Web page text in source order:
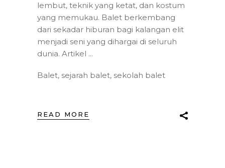
lembut, teknik yang ketat, dan kostum
yang memukau. Balet berkembang
dari sekadar hiburan bagi kalangan elit
menjadi seni yang dihargai di seluruh
dunia. Artikel
Balet, sejarah balet, sekolah balet
READ MORE